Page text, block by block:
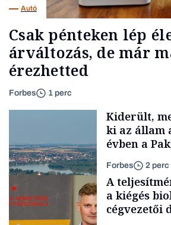
Autó
Csak pénteken lép
árváltozás, de már
érezhetted
Forbes 1 perc
Kiderült,
ki az állam
évben a
Forbes 2 perc
A
a kiégés
cégvezetői